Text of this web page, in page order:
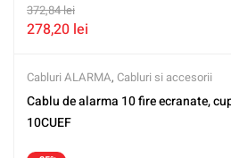
372,84lei
278,20 lei
Cabluri ALARMA, Cabluri si accesorii
Cablu de alarma 10 fire ecranate,
10CUEF